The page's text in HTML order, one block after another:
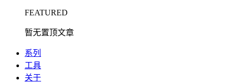
FEATURED
暂无置顶文章
系列
工具
关于